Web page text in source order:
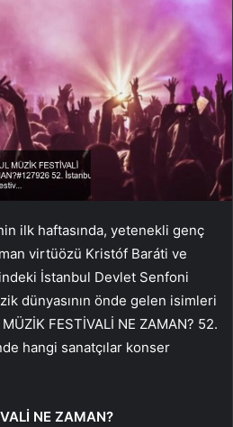
ilk haftasında, yetenekli genç
virtüözü Kristóf Baráti ve
İstanbul Devlet Senfoni
dünyasının önde gelen isimleri
FESTİVALİ NE ZAMAN? 52.
hangi sanatçılar konser
NE ZAMAN?